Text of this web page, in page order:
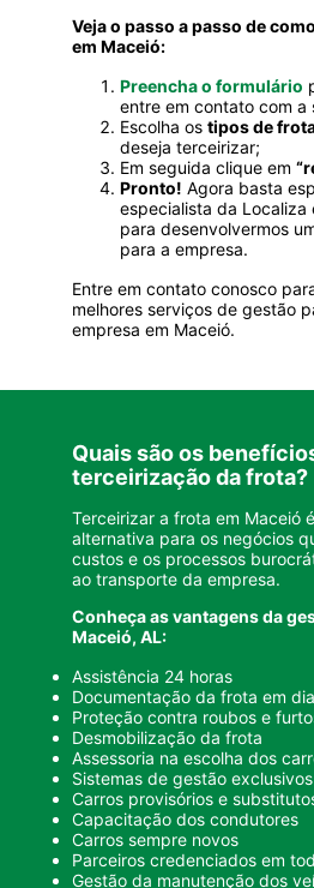
Veja o passo a passo de
em Maceió:
Preencha o formulário
entre em contato com a
Escolha os tipos de
deseja terceirizar;
Em seguida clique em
Pronto! Agora basta
especialista da Localiza
para desenvolvermos
para a empresa.
Entre em contato conosco
melhores serviços de gestão
empresa em Maceió.
Quais são os
terceirização da frota?
Terceirizar a frota em Maceió
alternativa para os negócios
custos e os processos
ao transporte da empresa.
Conheça asvantagens da
Maceió, AL:
Assistência 24 horas
Documentação da frota em dia
Proteção contra roubos e
Desmobilização da frota
Assessoria na escolha dos
Sistemas de gestão exclusivos
Carros provisórios e
Capacitação dos condutores
Carros sempre novos
Parceiros credenciados em
Gestão da manutenção dos